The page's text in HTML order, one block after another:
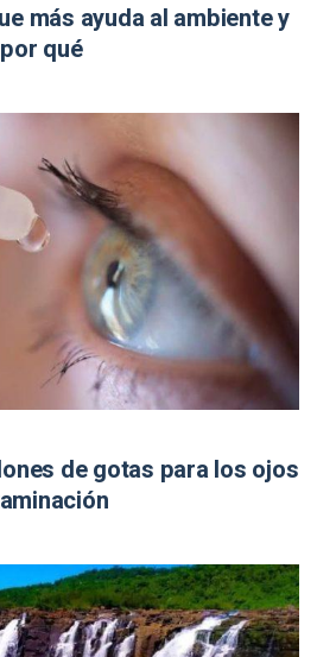
más ayuda al ambiente y
qué
de gotas para los ojos